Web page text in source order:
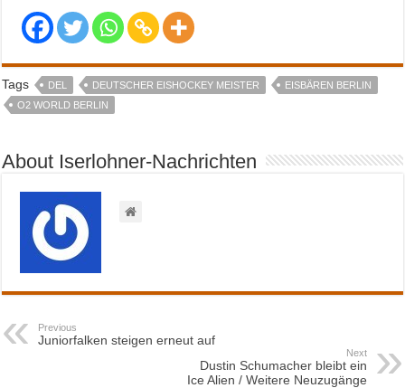
Tags DEL DEUTSCHER EISHOCKEY MEISTER
EISBÄREN BERLIN
O2 WORLD BERLIN
About Iserlohner-Nachrichten
Previous
Juniorfalken steigen erneut auf
Next
Dustin Schumacher bleibt ein
Ice Alien / Weitere Neuzugänge